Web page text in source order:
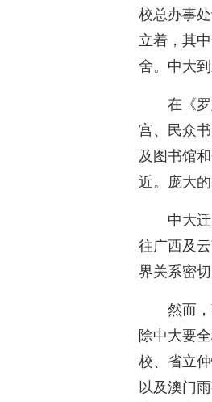
校总办事
立着，其
舍。中大
在《
宫、民众
及图书馆
近。庞大
中大
往广西及
界关系密切
然而
除中大要
校、省立
以及澳门